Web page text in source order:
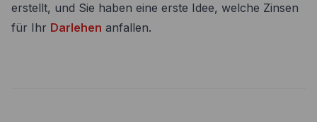
erstellt, und Sie haben eine erste Idee, welche Zinsen
für Ihr Darlehen anfallen.